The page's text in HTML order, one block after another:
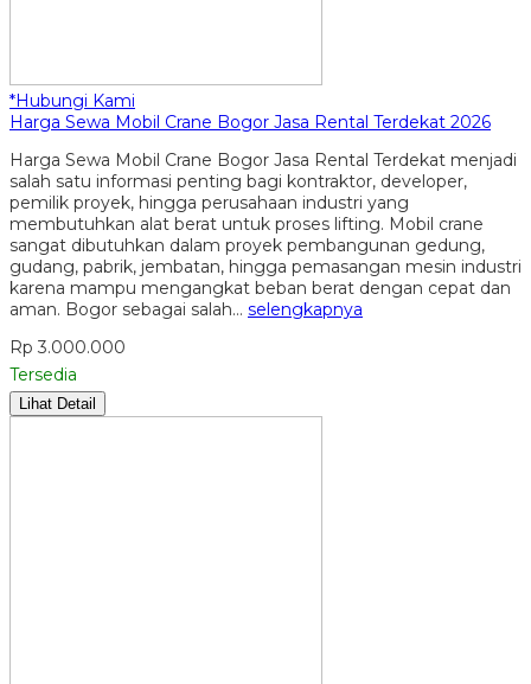
*Hubungi Kami
Harga Sewa Mobil Crane Bogor Jasa Rental Terdekat 2026
Harga Sewa Mobil Crane Bogor Jasa Rental Terdekat menjadi
salah satu informasi penting bagi kontraktor, developer,
pemilik proyek, hingga perusahaan industri yang
membutuhkan alat berat untuk proses lifting. Mobil crane
sangat dibutuhkan dalam proyek pembangunan gedung,
gudang, pabrik, jembatan, hingga pemasangan mesin industri
karena mampu mengangkat beban berat dengan cepat dan
aman. Bogor sebagai salah… selengkapnya
Rp 3.000.000
Tersedia
Lihat Detail